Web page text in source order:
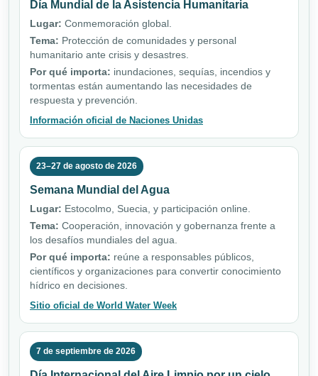
Día Mundial de la Asistencia Humanitaria
Lugar: Conmemoración global.
Tema: Protección de comunidades y personal
humanitario ante crisis y desastres.
Por qué importa: inundaciones, sequías, incendios y
tormentas están aumentando las necesidades de
respuesta y prevención.
Información oficial de Naciones Unidas
23–27 de agosto de 2026
Semana Mundial del Agua
Lugar: Estocolmo, Suecia, y participación online.
Tema: Cooperación, innovación y gobernanza frente a
los desafíos mundiales del agua.
Por qué importa: reúne a responsables públicos,
científicos y organizaciones para convertir conocimiento
hídrico en decisiones.
Sitio oficial de World Water Week
7 de septiembre de 2026